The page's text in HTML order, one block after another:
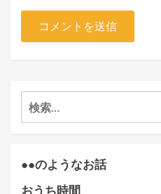
検
索:
●●のようなお話
おうち時間